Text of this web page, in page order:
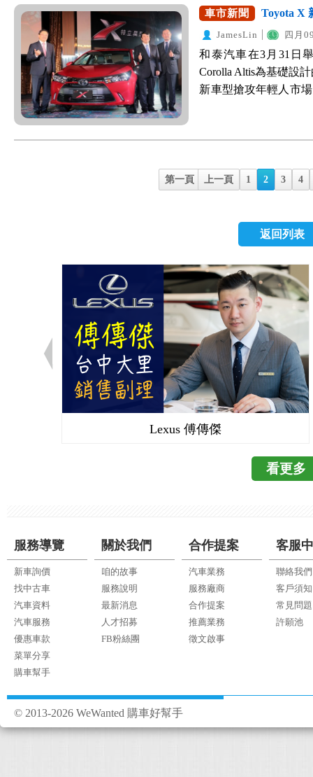
生不小的壓力。當然
受到影響，按照過往
Honda Odyssey的最
如您對MPV車款有興
的需求，歡迎至
約試乘 >>>立即前往
滑差速器，提昇安全
讓車主能安全的享受
的曲線，新的Fabia以
掀背車，宛如水晶切
黑車頭燈，讓Fabia的
型，與1.2版相比少了
左右提供消費者更實
規格配備表。 據優先
惠預購價，只想一下
在前一週4月13日
緻，取消Citigo較低
62.8萬。 >>>Citigo詳
市 初登場即以波西米
房車Superb，早在
片預告新版的Superb
表大改款更新，台灣
樣，採用新一代
當然少不了直列格柵
員，Skoda用實惠的
格帶，以此擴大福斯
蹤Skoda的後續動態
更新 今天收到業務通
優惠 65萬9 ，將在下
售，由於消費者反應
開放接受預接單，
WeWanted購車詢價
型75.9萬、1.8T 經典
化，更有力、更節能
觀察重點之一，1.8T
系統，2.0T則維持6速
與資深副總水野和敏
業團隊的設定，並在
備，全面啟動 各家車
備，並引入新的HBB
低壓環境，主動為煞
動安全性。被動安全
型標配4 SRS安全氣
1.8T車型只有2 SRS
不足。 畫龍點睛，外
設計僅有在燈具方面
頂級型與旗艦型還增
車系的差異。車色方
提昇 U6 Turbo Eco
Think+ Touch Pro系
統；高端版可透過
組成，並由 1.8T 經典
車價、配備請參考下
詳細資訊。 總結 在強
Eco Hyper經過本次小
用2.0T 車型正面迎戰
優勢價格搶進70～80
續被拍到測試車的畫
車市新聞 Toyota X
JamesLin 四月
和泰汽車在3月31日
Corolla Altis為基礎設
新車型搶攻年輕人市
素，加上類碳纖材質
條由直立型的LED日
分。 車身部分，與前
設計，行李箱裝上了
有畫龍點睛的效果。
圈，尊爵版則為17吋
圈，而是為了搭配
雙色鋁圈供Toyota X
的是以「熾焰橘」與
運動風格，而熾焰橘
血的元素。因應國內
接配備了整合衛星導
則使用特殊打洞設計
更吸睛。 小結 Toyota
基礎，增添外觀空力
與新增配備整理如下
有更獨特的外觀、內
優質的選擇，不過比
乘 >>>我想要購車詢
第一頁 上一頁 1 2 3 4
返回列表
Lexus 傅傳傑
看更多
服務導覽
新車詢價
找中古車
汽車資料
汽車服務
優惠車款
菜單分享
購車幫手
關於我們
咱的故事
服務說明
最新消息
人才招募
FB粉絲團
合作提案
汽車業務
服務廠商
合作提案
推薦業務
徵文啟事
客服
聯絡我們
客戶須知
常見問題
許願池
© 2013-2026 WeWanted 購車好幫手